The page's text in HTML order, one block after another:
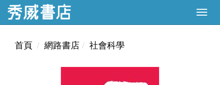
首頁 網路書店 社會科學